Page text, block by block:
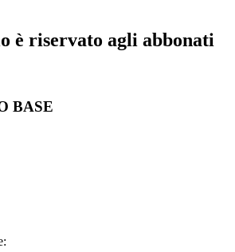
è riservato agli abbonati
BASE